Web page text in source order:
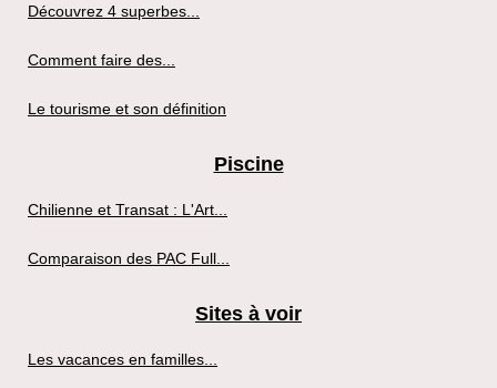
Découvrez 4 superbes...
Comment faire des...
Le tourisme et son définition
Piscine
Chilienne et Transat : L'Art...
Comparaison des PAC Full...
Sites à voir
Les vacances en familles...